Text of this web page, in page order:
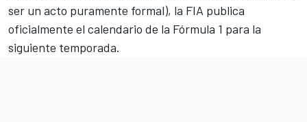
ser un acto puramente formal), la FIA publica
oficialmente el calendario de la Fórmula 1 para la
siguiente temporada.